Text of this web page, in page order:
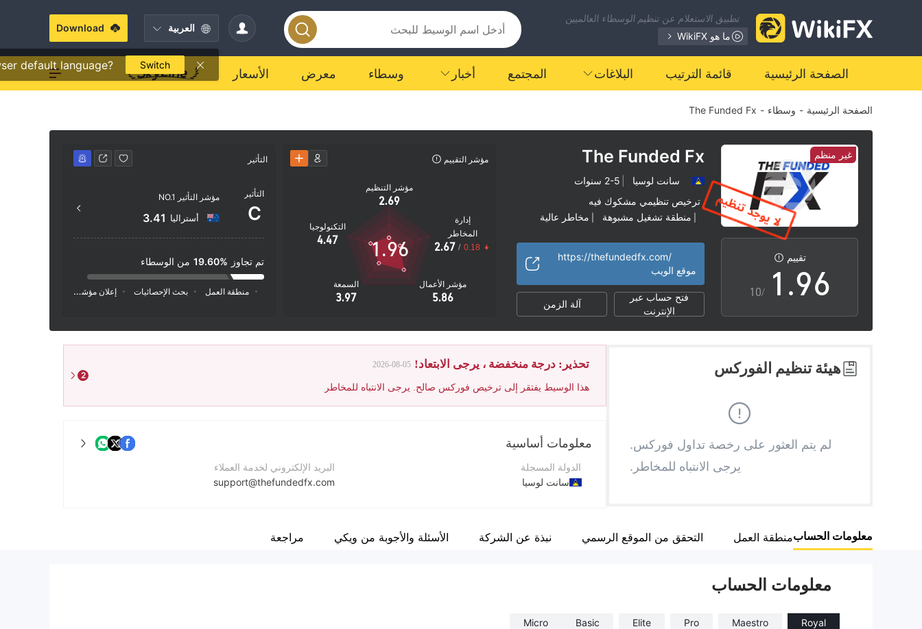
تطبيق الاستعلام عن تنظيم الوسطاء العالميين
ما هو WikiFX
العربية
default language? Switch
Download
الصفحة الرئيسية قائمة الترتيب البلاغات المجتمع أخبار وسطاء معرض الأسعار
الصفحة الرئيسية - وسطاء -
The Funded Fx
غير منظم
تقييم0
1
2
3
5
7
9
.
3
4
5
6
7
8
9
0
1
2
3
4
5
6
7
8
/10
The Funded Fx
سانت لوسيا
2-5 سنوات
ترخيص تنظيمي مشكوك فيه
منطقة تشغيل مشبوهة مخاطر عالية
https://thefundedfx.com/
موقع الويب
فتح حساب عبر
الإنترنت
آلة الزمن
مؤشر التقييم
مؤشر التنظيم
2.69
التكنولوجيا
4.47
السمعة
3.97
مؤشر الأعمال
5.86
إدارة
المخاطر
2.67 / 0.18
1.96
التأثير
التأثير
C
مؤشر التأثير NO.1
أستراليا 3.41
تم تجاوز 19.60% من الوسطاء
منطقة العمل بحث الإحصائيات إعلان مؤشر السوشيال ميديا
هيئة تنظيم الفوركس
لم يتم العثور على رخصة تداول فوركس.
يرجى الانتباه للمخاطر.
تحذير: درجة منخفضة ، يرجى الابتعاد! 2026-08-05
هذا الوسيط يفتقر إلى ترخيص فوركس صالح. يرجى الانتباه للمخاطر
2
معلومات أساسية
الدولة المسجلة
سانت لوسيا
اسم الشركة
البريد الإلكتروني لخدمة العملاء
support@thefundedfx.com
عنوان الشركة
معلومات الحسابمنطقة العمل التحقق من الموقع الرسمي نبذة عن الشركة الأسئلة والأجوبة من ويكي مراجعة
معلومات الحساب
Royal
Maestro
Pro
Elite
Basic
Micro